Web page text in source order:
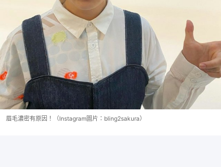
眉毛濃密有原因！（Instagram圖片：bling2sakura）